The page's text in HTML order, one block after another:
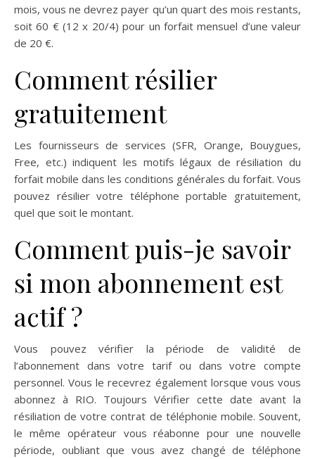
mois, vous ne devrez payer qu’un quart des mois restants,
soit 60 € (12 x 20/4) pour un forfait mensuel d’une valeur
de 20 €.
Comment résilier
gratuitement
Les fournisseurs de services (SFR, Orange, Bouygues,
Free, etc.) indiquent les motifs légaux de résiliation du
forfait mobile dans les conditions générales du forfait. Vous
pouvez résilier votre téléphone portable gratuitement,
quel que soit le montant.
Comment puis-je savoir
si mon abonnement est
actif ?
Vous pouvez vérifier la période de validité de
l’abonnement dans votre tarif ou dans votre compte
personnel. Vous le recevrez également lorsque vous vous
abonnez à RIO. Toujours Vérifier cette date avant la
résiliation de votre contrat de téléphonie mobile. Souvent,
le même opérateur vous réabonne pour une nouvelle
période, oubliant que vous avez changé de téléphone